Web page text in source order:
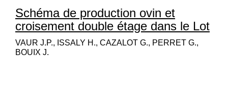
Schéma de production ovin et
croisement double étage dans le Lot
VAUR J.P., ISSALY H., CAZALOT G., PERRET G.,
BOUIX J.